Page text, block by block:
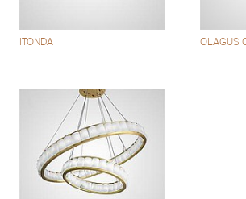
ITONDA OLAGUS